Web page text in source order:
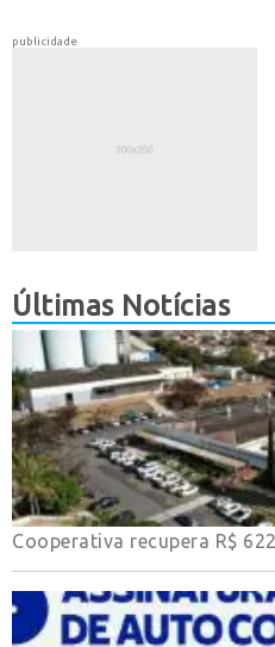
publicidade
Últimas Notícias
Cooperativa recupera R$